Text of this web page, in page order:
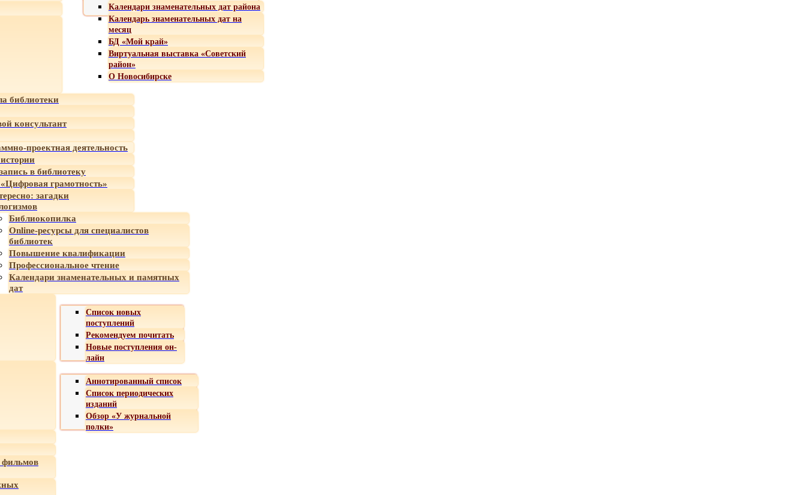
Календари знаменательных дат района
Календарь знаменательных дат на
месяц
БД «Мой край»
Виртуальная выставка «Советский
район»
О Новосибирске
библиотеки
консультант
проектная деятельность
в библиотеку
грамотность»
загадки
Библиокопилка
Online-ресурсы для специалистов
библиотек
Повышение квалификации
Профессиональное чтение
Календари знаменательных и памятных
дат
Список новых
поступлений
Рекомендуем почитать
Новые поступления он-
лайн
Аннотированный список
Список периодических
изданий
Обзор «У журнальной
полки»